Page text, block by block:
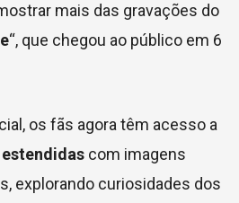
mais das gravações do
“, que chegou ao público em 6
os fãs agora têm acesso a
com imagens
explorando curiosidades dos